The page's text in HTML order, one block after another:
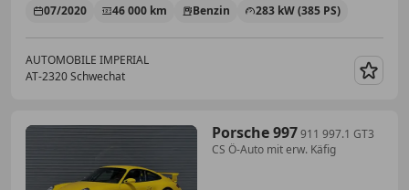
07/2020 46 000 km Benzin 283 kW (385 PS)
AUTOMOBILE IMPERIAL
AT-2320 Schwechat
Porsche 997911 997.1 GT3
CS Ö-Auto mit erw. Käfig